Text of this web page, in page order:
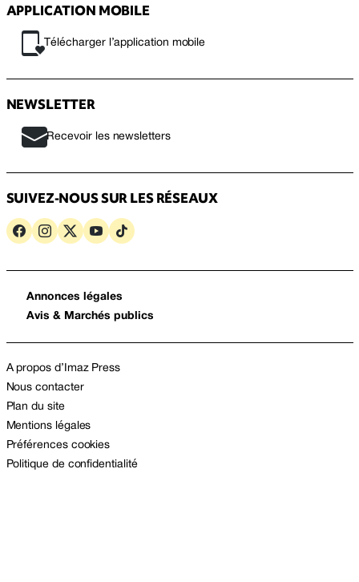
APPLICATION MOBILE
Télécharger l’application mobile
NEWSLETTER
Recevoir les newsletters
SUIVEZ-NOUS SUR LES RÉSEAUX
Annonces légales
Avis & Marchés publics
A propos d’Imaz Press
Nous contacter
Plan du site
Mentions légales
Préférences cookies
Politique de confidentialité